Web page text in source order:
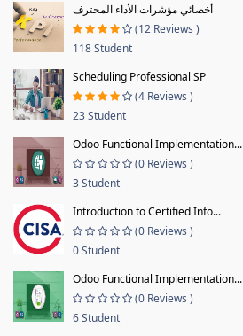
أخصائي مؤشرات الأداء المحترف
(12 Reviews )
118 Student
Scheduling Professional SP
(4 Reviews )
23 Student
Odoo Functional Implementation...
(0 Reviews )
3 Student
Introduction to Certified Info...
(0 Reviews )
0 Student
Odoo Functional Implementation...
(0 Reviews )
6 Student